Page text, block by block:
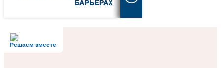
Решаем вместе